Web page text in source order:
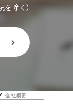
除く）
会社概要